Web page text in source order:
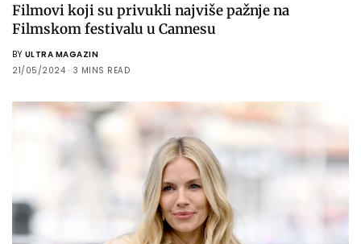
Filmovi koji su privukli najviše pažnje na
Filmskom festivalu u Cannesu
BY ULTRA MAGAZIN
21/05/2024
3 MINS READ